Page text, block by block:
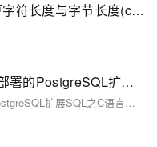
PostgreSQL Oracle兼容性 - 计算字符长度与字节长度(char(?) 与varchar(?)空格如何计算长度)
PostgreSQL【应用 03】Docker部署的PostgreSQL扩展SQL之C语言函数（编写、编译、载入）计算向量余弦距离实例分享
PostgreSQL【应用 03】Docker部署的PostgreSQL扩展SQL之C语言函数（编写、编译、载入）计算向量余弦距离实例分享